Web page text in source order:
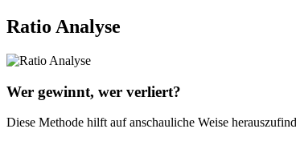
Ratio Analyse
Wer gewinnt, wer verliert?
Diese Methode hilft auf anschauliche Weise